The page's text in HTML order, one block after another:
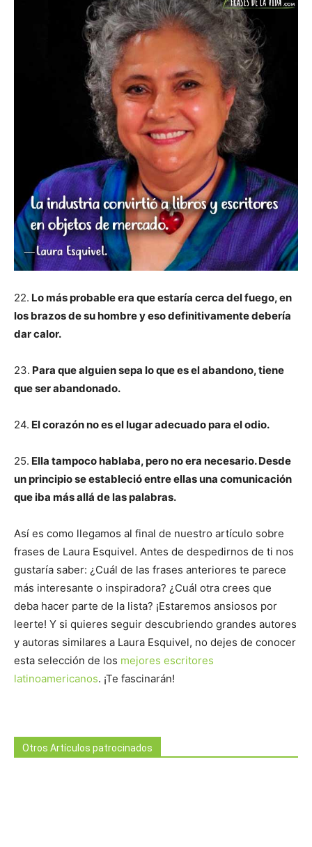
22. Lo más probable era que estaría cerca del fuego, en
los brazos de su hombre y eso definitivamente debería
dar calor.
23. Para que alguien sepa lo que es el abandono, tiene
que ser abandonado.
24. El corazón no es el lugar adecuado para el odio.
25. Ella tampoco hablaba, pero no era necesario. Desde
un principio se estableció entre ellas una comunicación
que iba más allá de las palabras.
Así es como llegamos al final de nuestro artículo sobre
frases de Laura Esquivel. Antes de despedirnos de ti nos
gustaría saber: ¿Cuál de las frases anteriores te parece
más interesante o inspiradora? ¿Cuál otra crees que
deba hacer parte de la lista? ¡Estaremos ansiosos por
leerte! Y si quieres seguir descubriendo grandes autores
y autoras similares a Laura Esquivel, no dejes de conocer
esta selección de los mejores escritores
latinoamericanos. ¡Te fascinarán!
Otros Artículos patrocinados